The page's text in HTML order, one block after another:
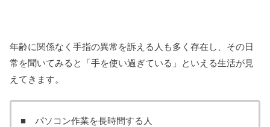
年齢に関係なく手指の異常を訴える人も多く存在し、その日
常を聞いてみると「手を使い過ぎている」といえる生活が見
えてきます。
■ パソコン作業を長時間する人